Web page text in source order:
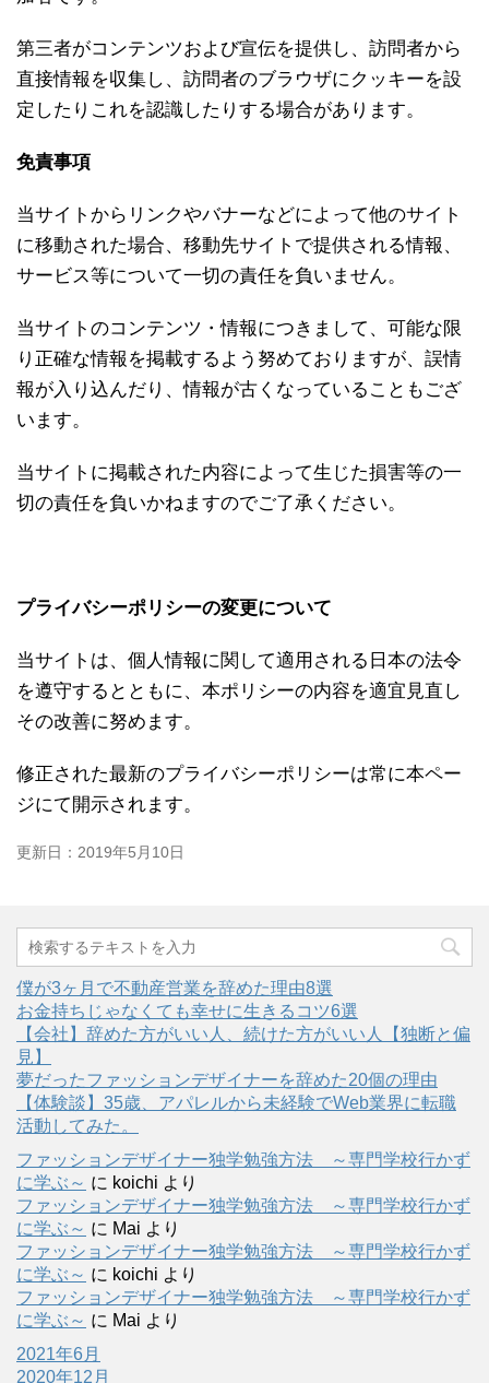
第三者がコンテンツおよび宣伝を提供し、訪問者から
直接情報を収集し、訪問者のブラウザにクッキーを設
定したりこれを認識したりする場合があります。
免責事項
当サイトからリンクやバナーなどによって他のサイト
に移動された場合、移動先サイトで提供される情報、
サービス等について一切の責任を負いません。
当サイトのコンテンツ・情報につきまして、可能な限
り正確な情報を掲載するよう努めておりますが、誤情
報が入り込んだり、情報が古くなっていることもござ
います。
当サイトに掲載された内容によって生じた損害等の一
切の責任を負いかねますのでご了承ください。
プライバシーポリシーの変更について
当サイトは、個人情報に関して適用される日本の法令
を遵守するとともに、本ポリシーの内容を適宜見直し
その改善に努めます。
修正された最新のプライバシーポリシーは常に本ペー
ジにて開示されます。
更新日： 2019年5月10日
僕が3ヶ月で不動産営業を辞めた理由8選
お金持ちじゃなくても幸せに生きるコツ6選
【会社】辞めた方がいい人、続けた方がいい人【独断と偏
見】
夢だったファッションデザイナーを辞めた20個の理由
【体験談】35歳、アパレルから未経験でWeb業界に転職
活動してみた。
ファッションデザイナー独学勉強方法 ～専門学校行かず
に学ぶ～ に koichi より
ファッションデザイナー独学勉強方法 ～専門学校行かず
に学ぶ～ に Mai より
ファッションデザイナー独学勉強方法 ～専門学校行かず
に学ぶ～ に koichi より
ファッションデザイナー独学勉強方法 ～専門学校行かず
に学ぶ～ に Mai より
2021年6月
2020年12月